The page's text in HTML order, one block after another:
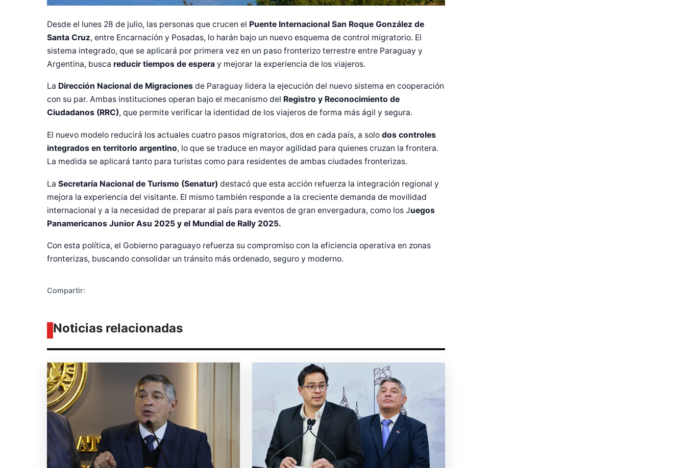
Desde el lunes 28 de julio, las personas que crucen el Puente Internacional San Roque González de
Santa Cruz, entre Encarnación y Posadas, lo harán bajo un nuevo esquema de control migratorio. El
sistema integrado, que se aplicará por primera vez en un paso fronterizo terrestre entre Paraguay y
Argentina, busca reducir tiempos de espera y mejorar la experiencia de los viajeros.
La Dirección Nacional de Migraciones de Paraguay lidera la ejecución del nuevo sistema en cooperación
con su par. Ambas instituciones operan bajo el mecanismo del Registro y Reconocimiento de
Ciudadanos (RRC), que permite verificar la identidad de los viajeros de forma más ágil y segura.
El nuevo modelo reducirá los actuales cuatro pasos migratorios, dos en cada país, a solo dos controles
integrados en territorio argentino, lo que se traduce en mayor agilidad para quienes cruzan la frontera.
La medida se aplicará tanto para turistas como para residentes de ambas ciudades fronterizas.
La Secretaría Nacional de Turismo (Senatur) destacó que esta acción refuerza la integración regional y
mejora la experiencia del visitante. El mismo también responde a la creciente demanda de movilidad
internacional y a la necesidad de preparar al país para eventos de gran envergadura, como los Juegos
Panamericanos Junior Asu 2025 y el Mundial de Rally 2025.
Con esta política, el Gobierno paraguayo refuerza su compromiso con la eficiencia operativa en zonas
fronterizas, buscando consolidar un tránsito más ordenado, seguro y moderno.
Compartir:
Diseñado por Shiro Company
Noticias relacionadas